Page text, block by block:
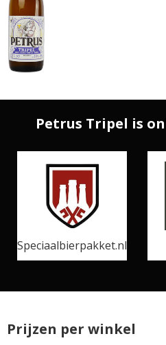
Petrus Tripel is
Speciaalbierpakket.nl
Prijzen per winkel